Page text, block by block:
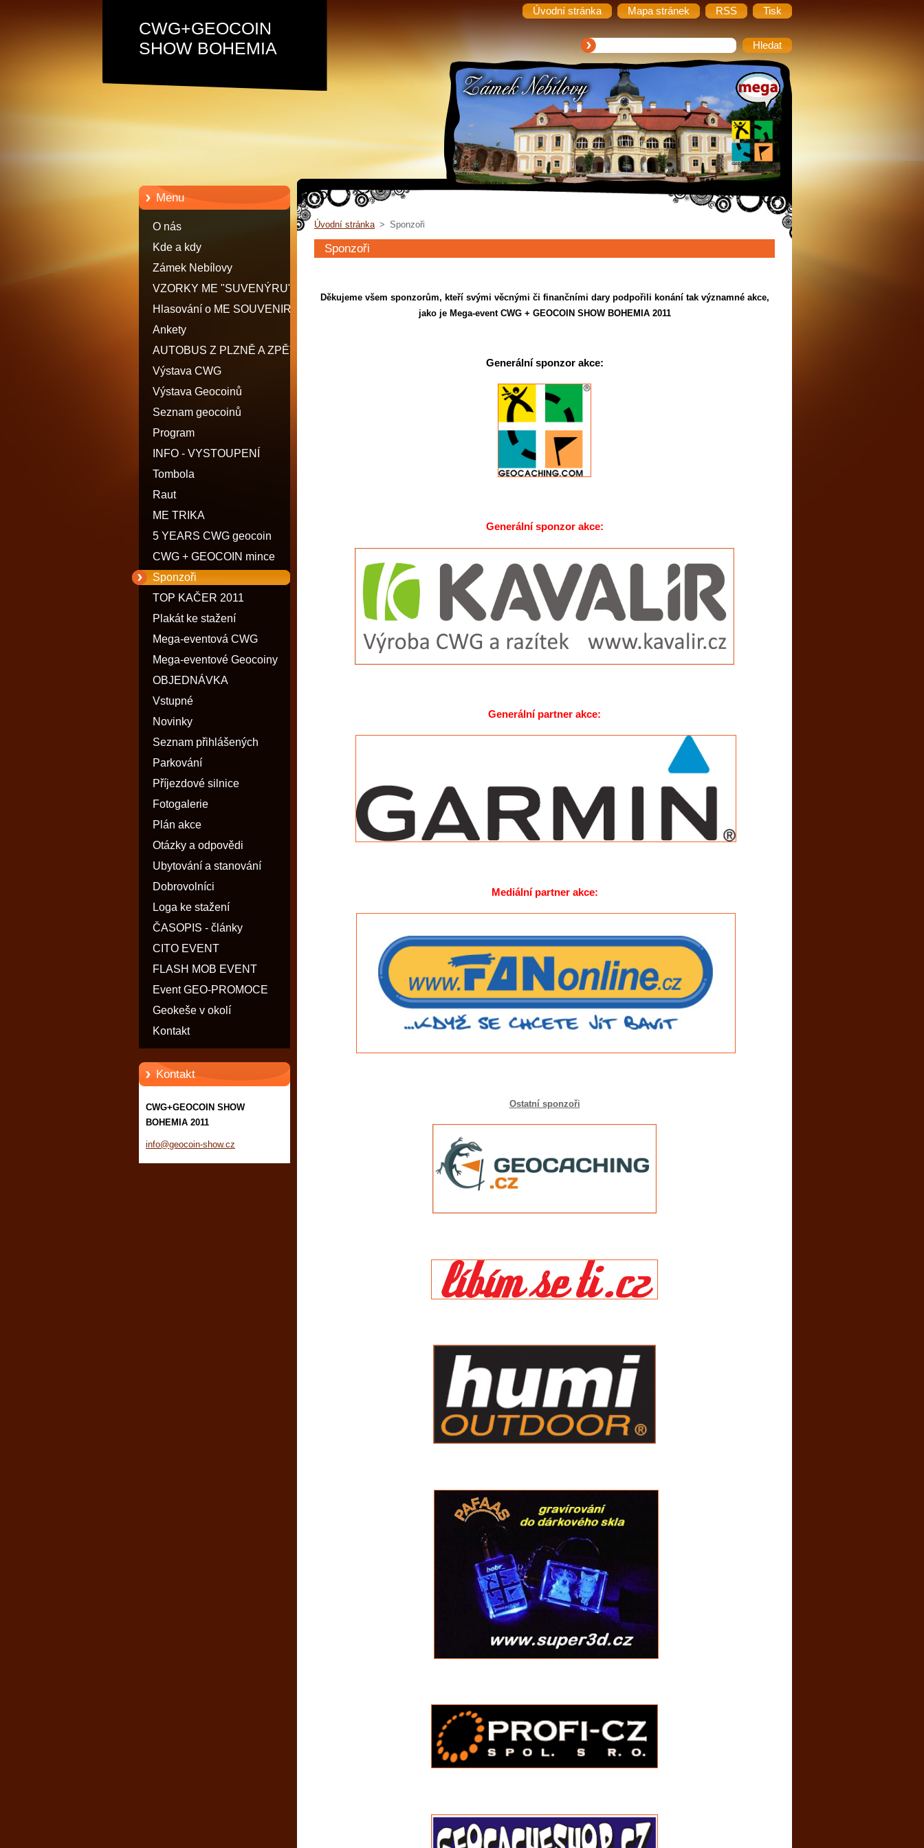
Úvodní stránka Mapa stránek RSS Tisk
CWG+GEOCOIN
SHOW BOHEMIA
Menu
O nás
Kde a kdy
Zámek Nebílovy
VZORKY ME "SUVENÝRU"
Hlasování o ME SOUVENIR
Ankety
AUTOBUS Z PLZNĚ A ZPĚT
Výstava CWG
Výstava Geocoinů
Seznam geocoinů
Program
INFO - VYSTOUPENÍ
Tombola
Raut
ME TRIKA
5 YEARS CWG geocoin
CWG + GEOCOIN mince
Sponzoři
TOP KAČER 2011
Plakát ke stažení
Mega-eventová CWG
Mega-eventové Geocoiny
OBJEDNÁVKA
Vstupné
Novinky
Seznam přihlášených
Parkování
Příjezdové silnice
Fotogalerie
Plán akce
Otázky a odpovědi
Ubytování a stanování
Dobrovolníci
Loga ke stažení
ČASOPIS - články
CITO EVENT
FLASH MOB EVENT
Event GEO-PROMOCE
Geokeše v okolí
Kontakt
Kontakt
CWG+GEOCOIN SHOW
BOHEMIA 2011
info@geocoin-show.cz
Úvodní stránka > Sponzoři
Sponzoři
Děkujeme všem sponzorům, kteří svými věcnými či finančními dary podpořili konání tak významné akce,
jako je Mega-event CWG + GEOCOIN SHOW BOHEMIA 2011
Generální sponzor akce:
Generální sponzor akce:
Generální partner akce:
Mediální partner akce:
Ostatní sponzoři